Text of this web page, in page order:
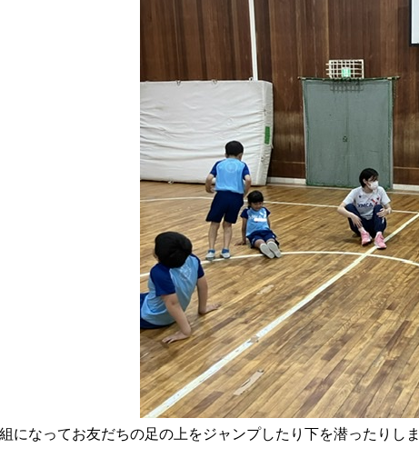
になってお友だちの足の上をジャンプしたり下を潜ったり